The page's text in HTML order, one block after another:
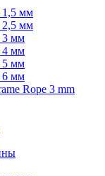
1,5 мм
2,5 мм
3 мм
4 мм
5 мм
6 мм
Rope 3 mm